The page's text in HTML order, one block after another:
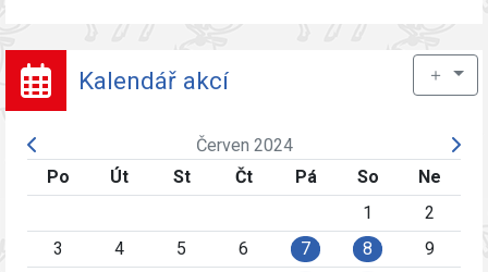
Kalendář akcí ＋
Červen 2024
Po
Út St Čt Pá So
Ne
1
2
3
4 5 6 7 8
9